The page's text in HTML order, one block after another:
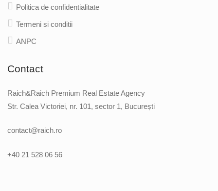
Politica de confidentialitate
Termeni si conditii
ANPC
Contact
Raich&Raich Premium Real Estate Agency
Str. Calea Victoriei, nr. 101, sector 1, București
contact@raich.ro
+40 21 528 06 56